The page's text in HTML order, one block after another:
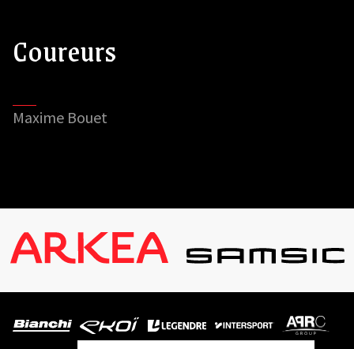
Coureurs
Maxime Bouet